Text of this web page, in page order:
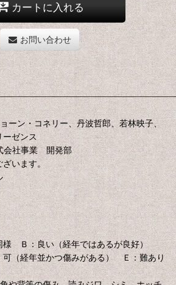
カートに入れる
お問い合わせ
ーン・コネリー、丹波哲郎、若林映子、
ゼンス
会社事業 開発部
います。
様 Ｂ：良い（経年ではあるが良好）
（経年並かつ傷みがある） Ｅ：難あり
）